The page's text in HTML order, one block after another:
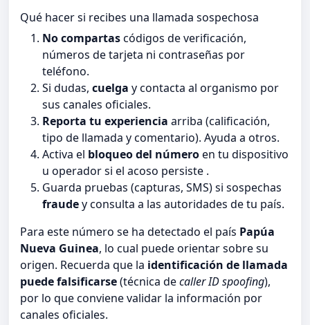
Qué hacer si recibes una llamada sospechosa
No compartascódigos de verificación,
números de tarjeta ni contraseñas por
teléfono.
Si dudas, cuelga y contacta al organismo por
sus canales oficiales.
Reporta tu experiencia arriba (calificación,
tipo de llamada y comentario). Ayuda a otros.
Activa el bloqueo del númeroen tu dispositivo
u operador si el acoso persiste .
Guarda pruebas (capturas, SMS) si sospechas
fraudey consulta a las autoridades de tu país.
Para este número se ha detectado el país Papúa
Nueva Guinea, lo cual puede orientar sobre su
origen. Recuerda que la identificación de llamada
puede falsificarse(técnica decaller ID spoofing),
por lo que conviene validar la información por
canales oficiales.